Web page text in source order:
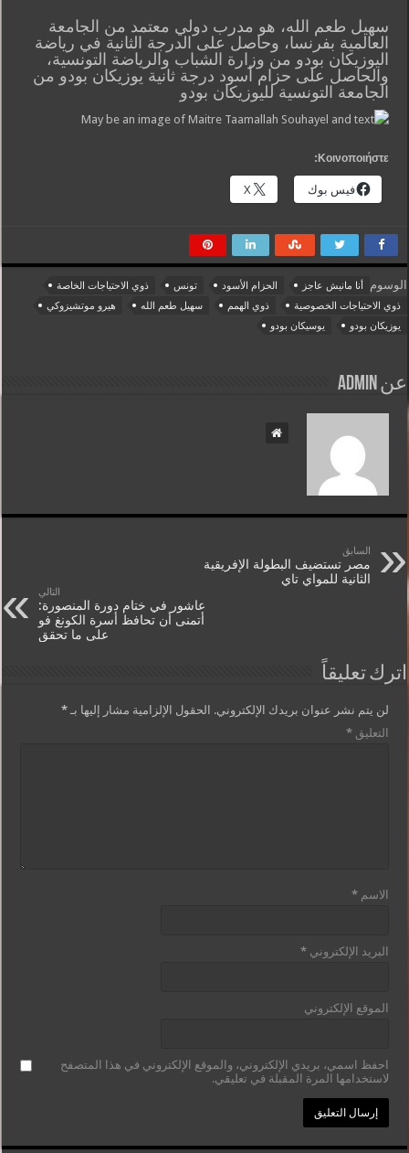
سهيل طعم الله، هو مدرب دولي معتمد من الجامعة
العالمية بفرنسا، وحاصل على الدرجة الثانية في رياضة
اليوزيكان بودو من وزارة الشباب والرياضة التونسية،
والحاصل على حزام أسود درجة ثانية يوزيكان بودو من
الجامعة التونسية لليوزيكان بودو
Κοινοποιήστε:
فيس بوك X
الوسوم أنا مانيش عاجز الحزام الأسود تونس
ذوي الاحتياجات الخاصة
ذوي الاحتياجات الخصوصية
ذوي الهمم سهيل طعم الله
هيرو موتشيزوكي
يوزيكان بودو
يوسيكان بودو
عن admin
السابق
مصر تستضيف البطولة الإفريقية
الثانية للمواي تاي
التالي
عاشور في ختام دورة المنصورة:
أتمنى أن تحافظ أسرة الكونغ فو
على ما تحقق
اترك تعليقاً
لن يتم نشر عنوان بريدك الإلكتروني. الحقول الإلزامية مشار إليها بـ*
التعليق*
الاسم*
البريد الإلكتروني*
الموقع الإلكتروني
احفظ اسمي، بريدي الإلكتروني، والموقع الإلكتروني في هذا المتصفح
لاستخدامها المرة المقبلة في تعليقي.